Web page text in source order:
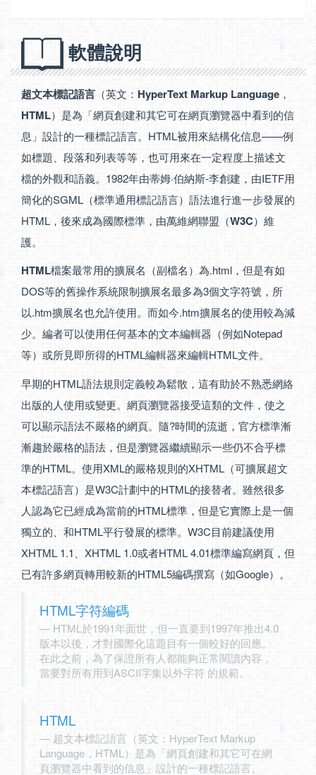
軟體說明
超文本標記語言 （英文： HyperText Markup Language ，
HTML）是為「網頁創建和其它可在網頁瀏覽器中看到的信
息」設計的一種標記語言。HTML被用來結構化信息——例
如標題、段落和列表等等，也可用來在一定程度上描述文
檔的外觀和語義。1982年由蒂姆·伯納斯-李創建，由IETF用
簡化的SGML（標準通用標記語言）語法進行進一步發展的
HTML，後來成為國際標準，由萬維網聯盟（W3C）維
護。
HTML檔案最常用的擴展名（副檔名）為.html，但是有如
DOS等的舊操作系統限制擴展名最多為3個文字符號，所
以.htm擴展名也允許使用。而如今.htm擴展名的使用較為減
少。編者可以使用任何基本的文本編輯器（例如Notepad
等）或所見即所得的HTML編輯器來編輯HTML文件。
早期的HTML語法規則定義較為鬆散，這有助於不熟悉網絡
出版的人使用或變更。網頁瀏覽器接受這類的文件，使之
可以顯示語法不嚴格的網頁。隨?時間的流逝，官方標準漸
漸趨於嚴格的語法，但是瀏覽器繼續顯示一些仍不合乎標
準的HTML。使用XML的嚴格規則的XHTML（可擴展超文
本標記語言）是W3C計劃中的HTML的接替者。雖然很多
人認為它已經成為當前的HTML標準，但是它實際上是一個
獨立的、和HTML平行發展的標準。W3C目前建議使用
XHTML 1.1、XHTML 1.0或者HTML 4.01標準編寫網頁，但
已有許多網頁轉用較新的HTML5編碼撰寫（如Google）。
HTML字符編碼
HTML於1991年面世，但一直要到1997年推出4.0
版本以後，才對國際化這題目有一個較好的回應。
在此之前，為了保證所有人都能夠正常閱讀內容，
當要對所有用到ASCII字集以外字符 的規範。
HTML
超文本標記語言（英文：HyperText Markup
Language，HTML）是為「網頁創建和其它可在網
頁瀏覽器中看到的信息」設計的一種標記語言。